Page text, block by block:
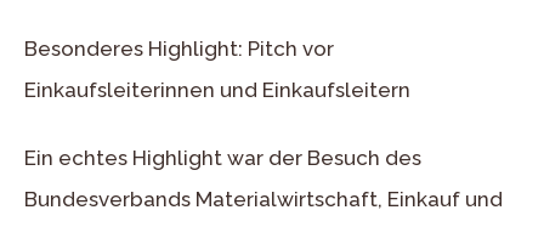
Besonderes Highlight: Pitch vor
Einkaufsleiterinnen und Einkaufsleitern
Ein echtes Highlight war der Besuch des
Bundesverbands Materialwirtschaft, Einkauf und